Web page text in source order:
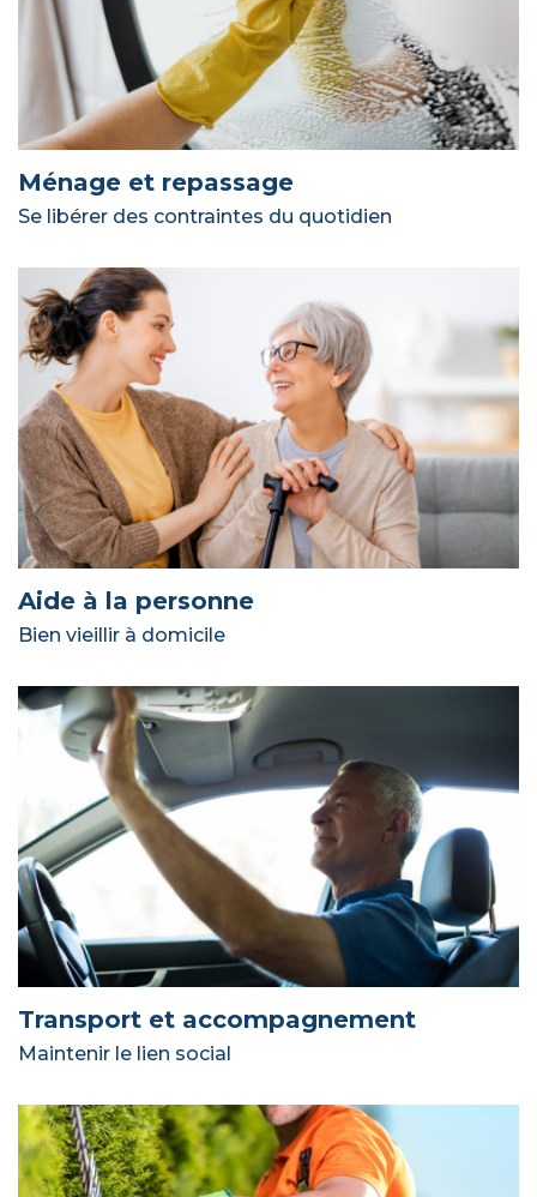
Ménage et repassage
Se libérer des contraintes du quotidien
Aide à la personne
Bien vieillir à domicile
Transport et accompagnement
Maintenir le lien social